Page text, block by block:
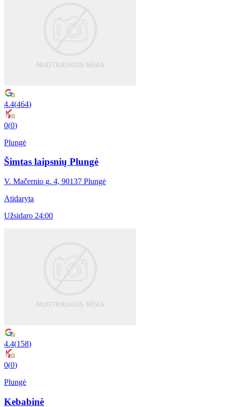
4.4(464)
0(0)
Plungė
Šimtas laipsnių Plungė
V. Mačernio g. 4, 90137 Plungė
Atidaryta
Užsidaro 24:00
4.4(158)
0(0)
Plungė
Kebabinė